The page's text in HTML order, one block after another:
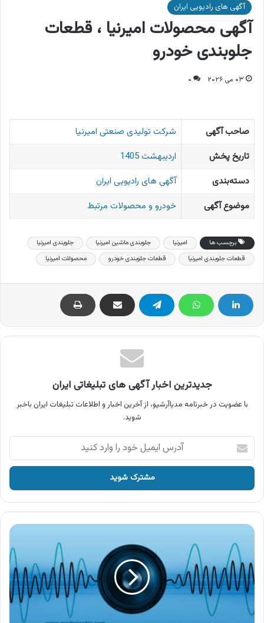
آگهی های رادیویی ایران
آگهی محصولات امیرنیا ، قطعات
جلوبندی خودرو
۰۳ می ۲۰۲۶ ۰
صاحب آگهی
شرکت تولیدی صنعتی امیرنیا
تاریخ پخش
اردیبهشت 1405
دسته‌بندی
آگهی های رادیویی ایران
موضوع آگهی
خودرو و محصولات مرتبط
برچسب ها امیرنیا جلوبندی ماشین امیرنیا
جلویندی امیرنیا
قطعات جلوبندی امیرنیا
قطعات جلوبندی خودرو محصولات امیرنیا
جدیدترین اخبار آگهی های تبلیغاتی ایران
با عضویت در خبرنامه مدیاآرشیو، از آخرین اخبار و اطلاعات تبلیغات ایران باخبر
شوید.
آدرس
ایمیل
خود
وارد
کنید
آگهی
محصولات
مدرن
تندیس،
لنت
ترمز
مدرن
تندیس